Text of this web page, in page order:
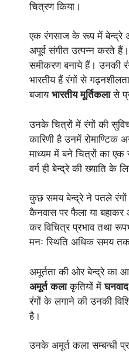
चित्रण किया।
एक रंगसाज के रूप में बेन्द्रे
अपूर्व संगीत उत्पन्न करते
समीकरण बनाये हैं। उनकी
भारतीय हैं रंगों से
बजायभारतीय मूर्तिकलासे
उनके चित्रों में रंगों की
कारिणी है उनमें
माध्यम में बने चित्रों का
वर्ग ही बेन्द्रे की ख्याति के
कुछ समय बेन्द्रे ने पतले
कैनवास पर फैला या बहाकर
कर विचित्र प्रभाव तथा
मनः स्थिति अधिक समय तक
अमूर्तता की ओर बेन्द्रे का
अमूर्त कलाकृतियों में
रंगों के लगाने की उनकी
है।
उनके अमूर्त कला सम्बन्धी